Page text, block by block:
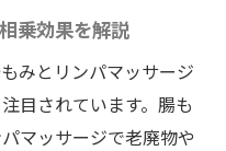
乗効果を解説
みとリンパマッサージ
目されています。腸も
マッサージで老廃物や